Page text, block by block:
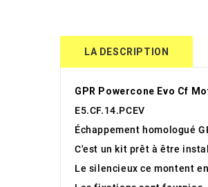
LA DESCRIPTION
GPR Powercone Evo Cf
E5.CF.14.PCEV
Échappement homologué
C'est un kit prêt à être
Le silencieux ce montent